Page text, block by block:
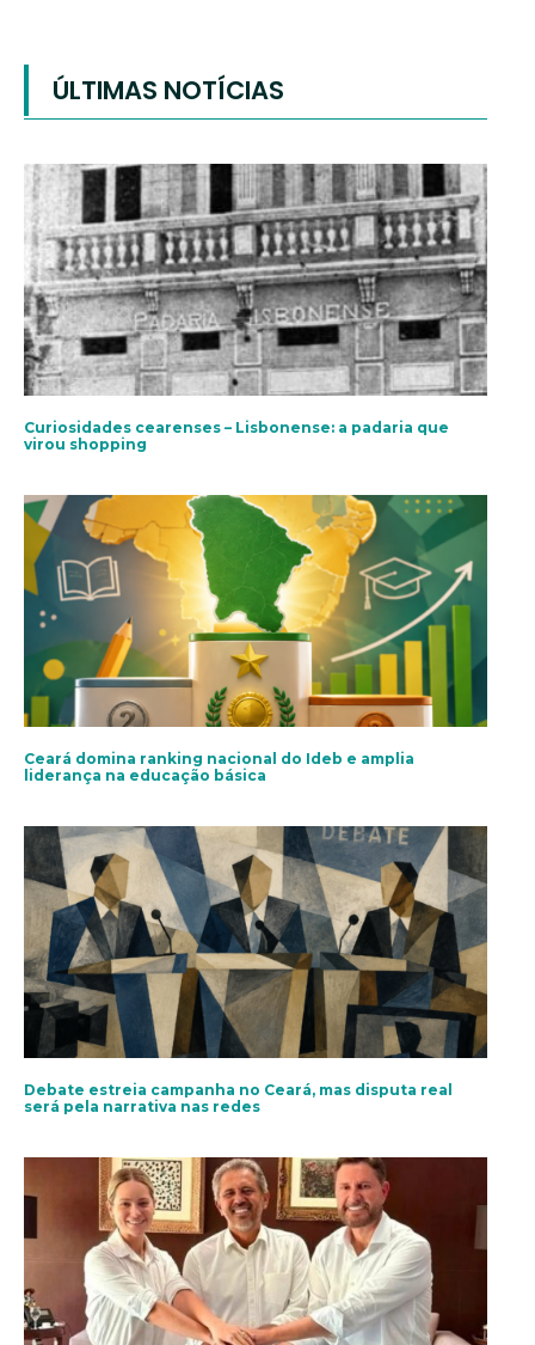
ÚLTIMAS NOTÍCIAS
Curiosidades cearenses – Lisbonense: a padaria que
virou shopping
Ceará domina ranking nacional do Ideb e amplia
liderança na educação básica
Debate estreia campanha no Ceará, mas disputa real
será pela narrativa nas redes